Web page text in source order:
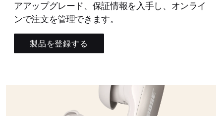
アアップグレード、保証情報を入手し、オンライ
ンで注文を管理できます。
製品を登録する